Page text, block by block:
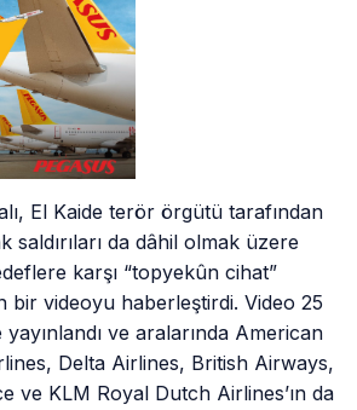
El Kaide terör örgütü tarafından
saldırıları da dâhil olmak üzere
karşı “topyekûn cihat”
bir videoyu haberleştirdi. Video 25
yayınlandı ve aralarında American
Delta Airlines, British Airways,
ve KLM Royal Dutch Airlines’ın da